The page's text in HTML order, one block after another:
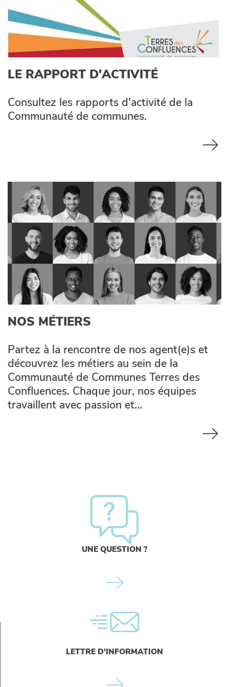
LE RAPPORT D'ACTIVITÉ
Consultez les rapports d'activité de la
Communauté de communes.
NOS MÉTIERS
Partez à la rencontre de nos agent(e)s et
découvrez les métiers au sein de la
Communauté de Communes Terres des
Confluences. Chaque jour, nos équipes
travaillent avec passion et…
UNE QUESTION ?
LETTRE D'INFORMATION